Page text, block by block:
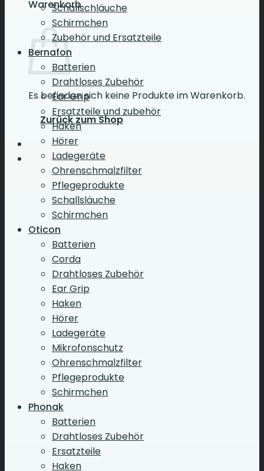
Warenkorb
Es befinden sich keine Produkte im Warenkorb.
Zurück zum Shop
Schallschläuche
Schirmchen
Zubehör und Ersatzteile
Bernafon
Batterien
Drahtloses Zubehör
Ear Grip
Ersatzteile und zubehör
Haken
Hörer
Ladegeräte
Ohrenschmalzfilter
Pflegeprodukte
Schallsläuche
Schirmchen
Oticon
Batterien
Corda
Drahtloses Zubehör
Ear Grip
Haken
Hörer
Ladegeräte
Mikrofonschutz
Ohrenschmalzfilter
Pflegeprodukte
Schirmchen
Phonak
Batterien
Drahtloses Zubehör
Ersatzteile
Haken